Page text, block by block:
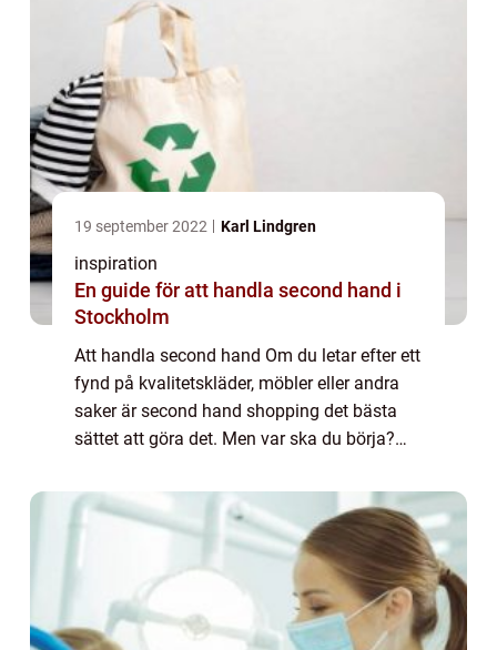
19 september 2022 Karl Lindgren
inspiration
En guide för att handla second hand i
Stockholm
Att handla second hand Om du letar efter ett
fynd på kvalitetskläder, möbler eller andra
saker är second hand shopping det bästa
sättet att göra det. Men var ska du börja?
hitta second hand i Stockholm. Fy...